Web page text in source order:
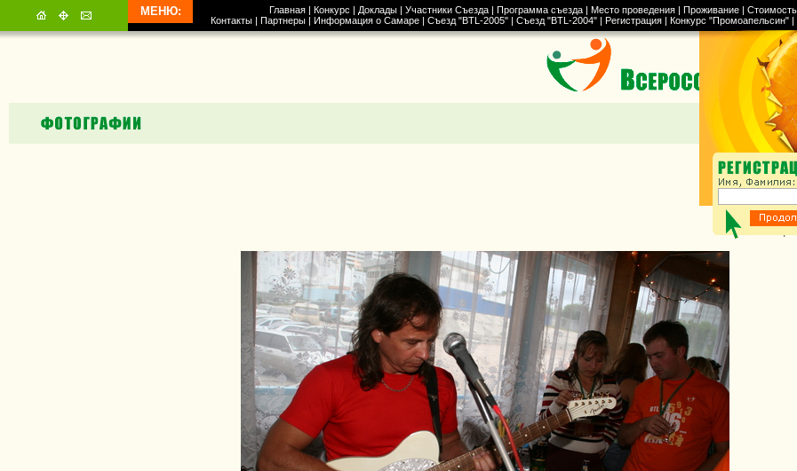
МЕНЮ: Главная| Конкурс | Доклады| Участники Съезда| Программа съезда| Место проведения| Проживание| Стоимость
Контакты | Партнеры | Информация о Самаре | Съезд "BTL-2005" | Съезд "BTL-2004" | Регистрация | Конкурс "Промоапельсин" |
Начало|